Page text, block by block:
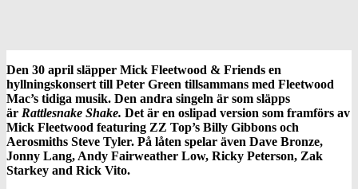
Den 30 april släpper Mick Fleetwood & Friends en
hyllningskonsert till Peter Green tillsammans med Fleetwood
Mac’s tidiga musik. Den andra singeln är som släpps
är Rattlesnake Shake. Det är en oslipad version som framförs av
Mick Fleetwood featuring ZZ Top’s Billy Gibbons och
Aerosmiths Steve Tyler. På låten spelar även Dave Bronze,
Jonny Lang, Andy Fairweather Low, Ricky Peterson, Zak
Starkey and Rick Vito.